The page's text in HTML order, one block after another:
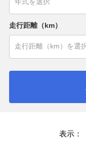
走行距離（km）
表示：